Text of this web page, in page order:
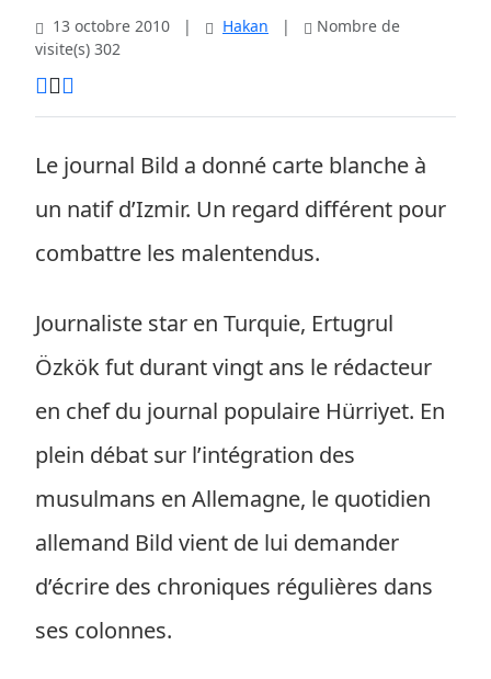
13 octobre 2010 | Hakan |
Nombre de
visite(s) 302
Le journal Bild a donné carte blanche à
un natif d’Izmir. Un regard différent pour
combattre les malentendus.
Journaliste star en Turquie, Ertugrul
Özkök fut durant vingt ans le rédacteur
en chef du journal populaire Hürriyet. En
plein débat sur l’intégration des
musulmans en Allemagne, le quotidien
allemand Bild vient de lui demander
d’écrire des chroniques régulières dans
ses colonnes.